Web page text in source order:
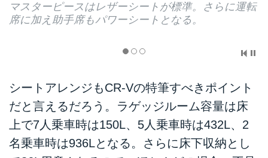
マスターピースはレザーシートが標準。さらに運転
席に加え助手席もパワーシートとなる。
シートアレンジもCR-Vの特筆すべきポイント
だと言えるだろう。ラゲッジルーム容量は床
上で7人乗車時は150L、5人乗車時は432L、2
名乗車時は936Lとなる。さらに床下収納とし